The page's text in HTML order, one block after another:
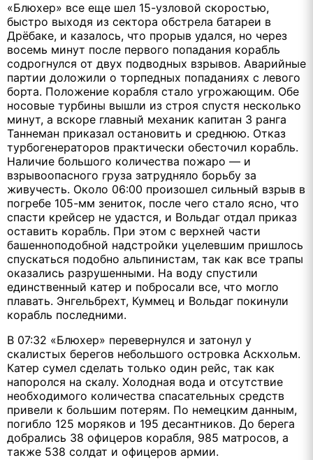
«Блюхер» все еще шел 15-узловой скоростью,
быстро выходя из сектора обстрела батареи в
Дрёбаке, и казалось, что прорыв удался, но через
восемь минут после первого попадания корабль
содрогнулся от двух подводных взрывов. Аварийные
партии доложили о торпедных попаданиях с левого
борта. Положение корабля стало угрожающим. Обе
носовые турбины вышли из строя спустя несколько
минут, а вскоре главный механик капитан 3 ранга
Таннеман приказал остановить и среднюю. Отказ
турбогенераторов практически обесточил корабль.
Наличие большого количества пожаро — и
взрывоопасного груза затрудняло борьбу за
живучесть. Около 06:00 произошел сильный взрыв в
погребе 105-мм зениток, после чего стало ясно, что
спасти крейсер не удастся, и Вольдаг отдал приказ
оставить корабль. При этом с верхней части
башенноподобной надстройки уцелевшим пришлось
спускаться подобно альпинистам, так как все трапы
оказались разрушенными. На воду спустили
единственный катер и побросали все, что могло
плавать. Энгельбрехт, Куммец и Вольдаг покинули
корабль последними.
В 07:32 «Блюхер» перевернулся и затонул у
скалистых берегов небольшого островка Аскхольм.
Катер сумел сделать только один рейс, так как
напоролся на скалу. Холодная вода и отсутствие
необходимого количества спасательных средств
привели к большим потерям. По немецким данным,
погибло 125 моряков и 195 десантников. До берега
добрались 38 офицеров корабля, 985 матросов, а
также 538 солдат и офицеров армии.